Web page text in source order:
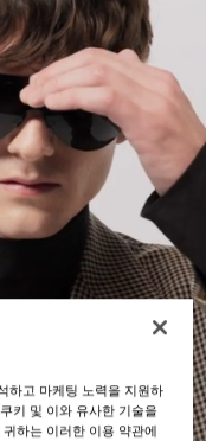
하고 마케팅 노력을 지원하
키 및 이와 유사한 기술을
하는 이러한 이용 약관에